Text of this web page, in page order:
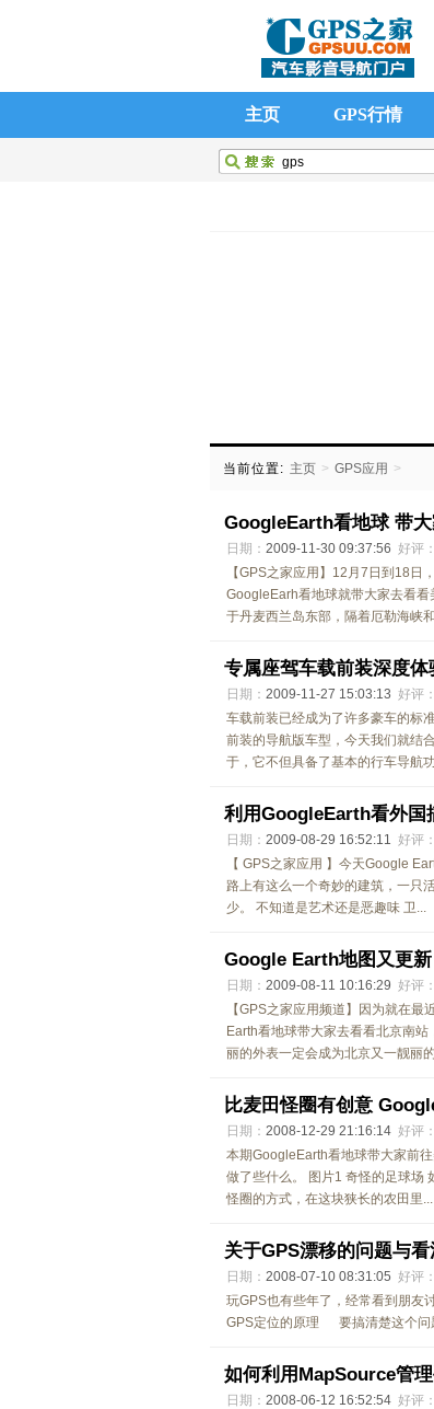
主页 GPS行情
GPS应用
当前位置: 主页 > GPS应用 >
GoogleEarth看地球 带
日期： 2009-11-30 09:37:56 好评：
【GPS之家应用】12月7日到18日
GoogleEarh看地球就带大家去看
于丹麦西兰岛东部，隔着厄勒海峡
专属座驾车载前装深度体
日期： 2009-11-27 15:03:13 好评：
车载前装已经成为了许多豪车的标
前装的导航版车型，今天我们就结
于，它不但具备了基本的行车导航
利用GoogleEarth看外国
日期： 2009-08-29 16:52:11 好评：
【 GPS之家应用 】今天Google
路上有这么一个奇妙的建筑，一只
少。 不知道是艺术还是恶趣味 卫...
Google Earth地图又更
日期： 2009-08-11 10:16:29 好评：
【GPS之家应用频道】因为就在
Earth看地球带大家去看看北京南
丽的外表一定会成为北京又一靓丽
比麦田怪圈有创意
日期： 2008-12-29 21:16:14 好评：
本期GoogleEarth看地球带大家前
做了些什么。 图片1 奇怪的足球场
怪圈的方式，在这块狭长的农田里...
关于GPS漂移的问题与看
日期： 2008-07-10 08:31:05 好评：
玩GPS也有些年了，经常看到朋
GPS定位的原理 要搞清楚这个问
如何利用MapSource管
日期： 2008-06-12 16:52:54 好评：